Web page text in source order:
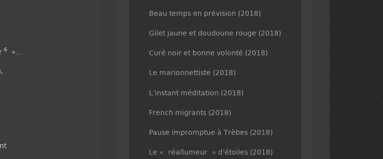
6 »…
Beau temps en prévision (2018)
Gilet jaune et doudoune rouge (2018)
Curé noir et bonne volonté (2018)
Le marionnettiste (2018)
L’instant méditation (2018)
French migrants (2018)
Pause impromptue à Trèbes (2018)
Le « réallumeur » d’étoiles (2018)